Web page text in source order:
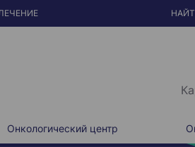
Онкологический центр